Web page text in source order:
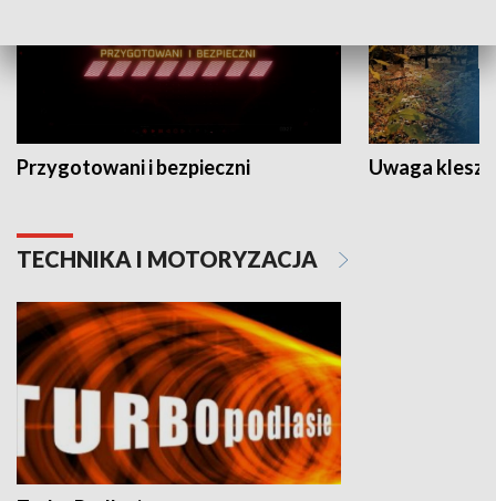
Przygotowani i bezpieczni Uwaga
TECHNIKA I MOTORYZACJA